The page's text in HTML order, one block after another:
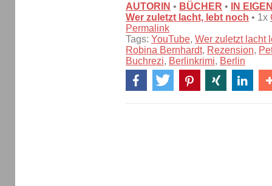
AUTORIN • BÜCHER •
IN
Wer zuletzt lacht, lebt noch • 1x
Permalink
Tags: YouTube, Wer zuletzt lacht
Robina Bernhardt, Rezension,
Buchrezi, Berlinkrimi, Berlin